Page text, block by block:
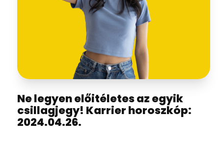
Ne legyen előitéletes az egyik
csillagjegy! Karrier horoszkóp:
2024.04.26.